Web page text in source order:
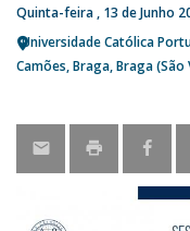
Quinta-feira , 13 de Junho
Universidade Católica
Camões Braga Braga (São